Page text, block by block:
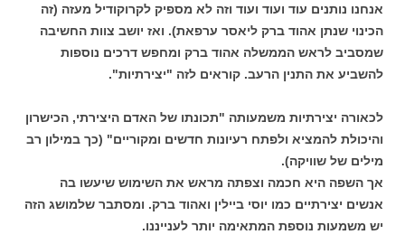
אנחנו נותנים עוד ועוד ועוד וזה לא מספיק לקרוקודיל מעזה (זה
הכינוי שנתן אהוד ברק ליאסר ערפאת). ואז יושב צוות החשיבה
שמסביב לראש הממשלה אהוד ברק ומחפש דרכים נוספות
להשביע את התנין הרעב. קוראים לזה "יצירתיות".
לכאורה יצירתיות משמעותה "תכונתו של האדם היצירתי, הכישרון
והיכולת להמציא ולפתח רעיונות חדשים ומקוריים" (כך במילון רב
מילים של שוויקה).
אך השפה היא חכמה וצפתה מראש את השימוש שיעשו בה
אנשים יצירתיים כמו יוסי ביילין ואהוד ברק. ומסתבר שלמושג הזה
יש משמעות נוספת המתאימה יותר לענייננו.